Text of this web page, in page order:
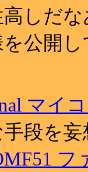
しだな
公開
マイ
段を妄
フ